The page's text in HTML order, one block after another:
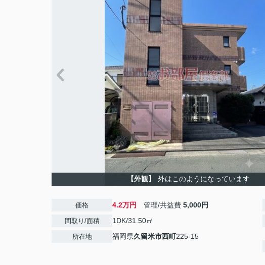
【外観】 外はこのようになっています
価格 4.2万円 管理/共益費 5,000円
間取り/面積 1DK/31.50㎡
所在地 福岡県久留米市西町225-15